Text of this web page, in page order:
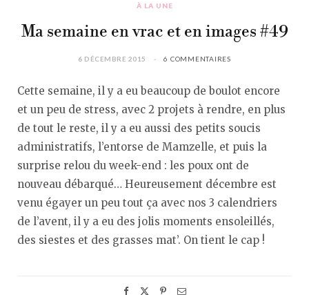
À LA UNE
Ma semaine en vrac et en images #49
6 DÉCEMBRE 2015 6 COMMENTAIRES
Cette semaine, il y a eu beaucoup de boulot encore
et un peu de stress, avec 2 projets à rendre, en plus
de tout le reste, il y a eu aussi des petits soucis
administratifs, l’entorse de Mamzelle, et puis la
surprise relou du week-end : les poux ont de
nouveau débarqué… Heureusement décembre est
venu égayer un peu tout ça avec nos 3 calendriers
de l’avent, il y a eu des jolis moments ensoleillés,
des siestes et des grasses mat’. On tient le cap !